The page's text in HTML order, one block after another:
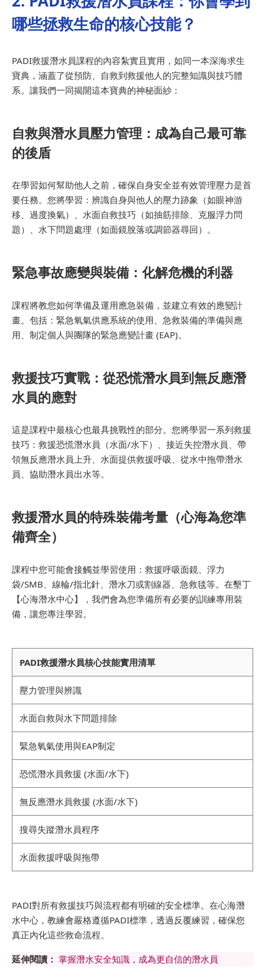
哪些拯救生命的核心技能？
PADI救援潛水員課程的內容紮實且實用，如同一本深海求生
寶典，涵蓋了從預防、自救到救援他人的完整知識與技巧體
系。讓我們一同揭開這本寶典的神秘面紗：
自救與潛水員壓力管理：成為自己最可靠
的後盾
在學習如何幫助他人之前，確保自身安全並有效管理壓力是首
要任務。您將學習：辨識自身與他人的壓力跡象（如眼神游
移、過度換氣）、水面自救技巧（如抽筋排除、克服浮力問
題）、水下問題處理（如面鏡脫落或調節器尋回）。
緊急事故應變與裝備：化解危機的利器
課程將教您如何準備及運用應急裝備，並建立有效的應變計
畫。包括：緊急氧氣供應系統的使用、急救裝備的準備與應
用、制定個人與團隊的緊急應變計畫 (EAP)。
救援技巧實戰：從恐慌潛水員到無反應潛
水員的應對
這是課程中最核心也最具挑戰性的部分。您將學習一系列救援
技巧：救援恐慌潛水員（水面/水下）、接近失控潛水員、帶
領無反應潛水員上升、水面提供救援呼吸、從水中拖帶潛水
員、協助潛水員出水等。
救援潛水員的特殊裝備考量（心海為您準
備齊全）
課程中您可能會接觸並學習使用：救援呼吸面鏡、浮力
袋/SMB、線輪/指北針、潛水刀或割線器、急救毯等。在墾丁
【心海潛水中心】，我們會為您準備所有必要的訓練專用裝
備，讓您專注學習。
PADI救援潛水員核心技能實用清單
壓力管理與辨識
水面自救與水下問題排除
緊急氧氣使用與EAP制定
恐慌潛水員救援 (水面/水下)
無反應潛水員救援 (水面/水下)
搜尋失蹤潛水員程序
水面救援呼吸與拖帶
PADI對所有救援技巧與流程都有明確的安全標準。在心海潛
水中心，教練會嚴格遵循PADI標準，透過反覆練習，確保您
真正內化這些救命流程。
延伸閱讀： 掌握潛水安全知識，成為更自信的潛水員